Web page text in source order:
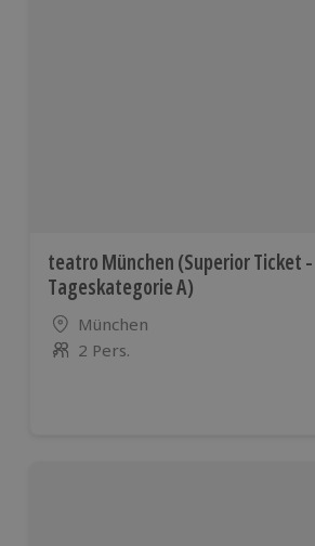
teatro München (Superior Ticket -
Tageskategorie A)
Standort
München
Anzahl der Teilnehmer
2 Pers.